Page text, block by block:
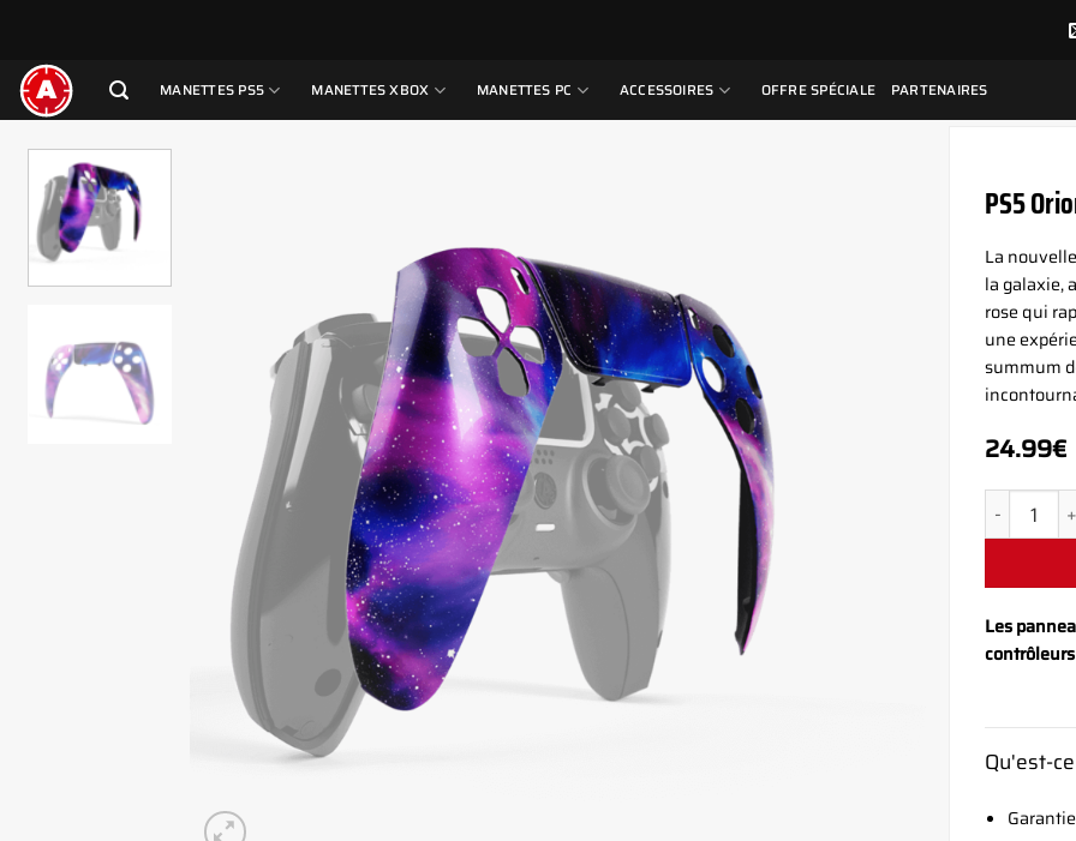
contenu
MANETTES PS5 MANETTES XBOX MANETTES PC ACCESSOIRES OFFRE SPÉCIALE PARTENAIRES
PS5
La
la galaxie,
rose qui
une
summum
24.99€
quantité
Les
Qu'est-